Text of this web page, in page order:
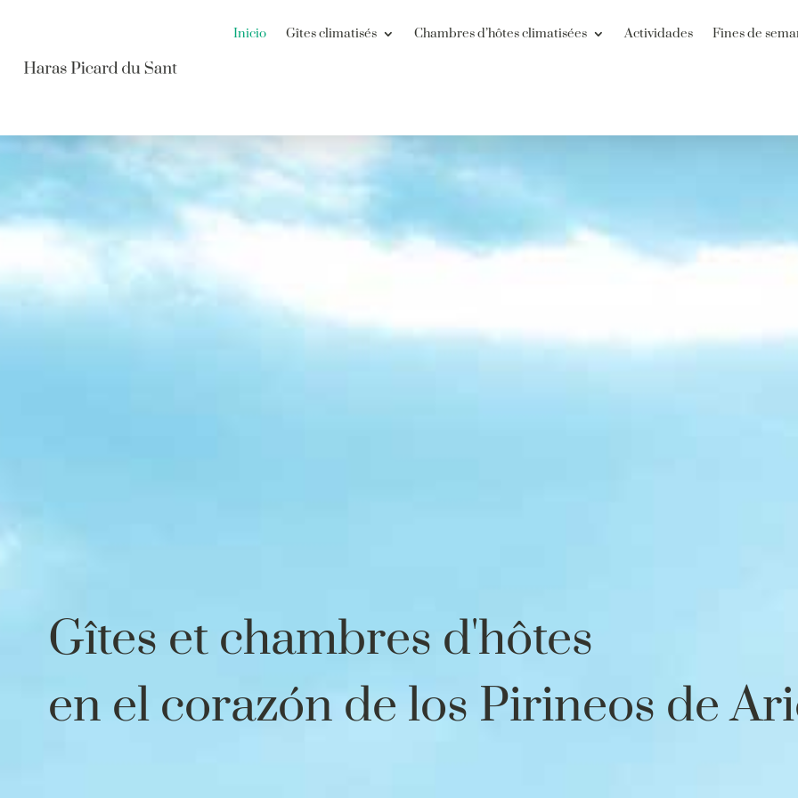
Inicio Gîtes climatisés Chambres d’hôtes climatisées Actividades Fines de
Gîtes et chambres d'hôtes
en el corazón de los Pirineos de